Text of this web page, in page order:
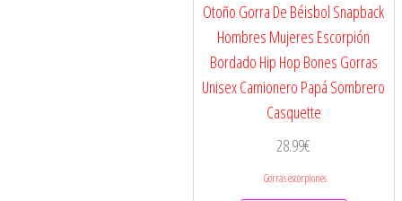
Otoño Gorra De Béisbol Snapback
Hombres Mujeres Escorpión
Bordado Hip Hop Bones Gorras
Unisex Camionero Papá Sombrero
Casquette
28.99€
Gorras escorpiones